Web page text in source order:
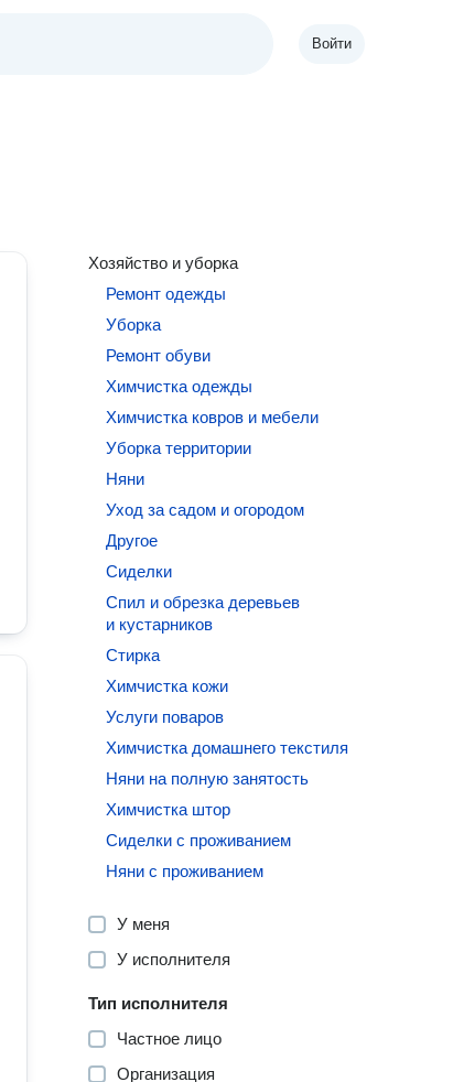
Войти
Хозяйство и уборка
Ремонт одежды
Уборка
Ремонт обуви
Химчистка одежды
Химчистка ковров и мебели
Уборка территории
Няни
Уход за садом и огородом
Другое
Сиделки
Спил и обрезка деревьев
и кустарников
Стирка
Химчистка кожи
Услуги поваров
Химчистка домашнего текстиля
Няни на полную занятость
Химчистка штор
Сиделки с проживанием
Няни с проживанием
У меня
У исполнителя
Тип исполнителя
Частное лицо
Организация